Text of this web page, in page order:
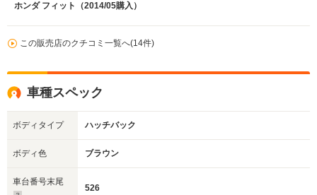
ホンダ フィット（2014/05購入）
この販売店のクチコミ一覧へ(14件)
車種スペック
ボディタイプ ハッチバック
ボディ色 ブラウン
車台番号末尾
526